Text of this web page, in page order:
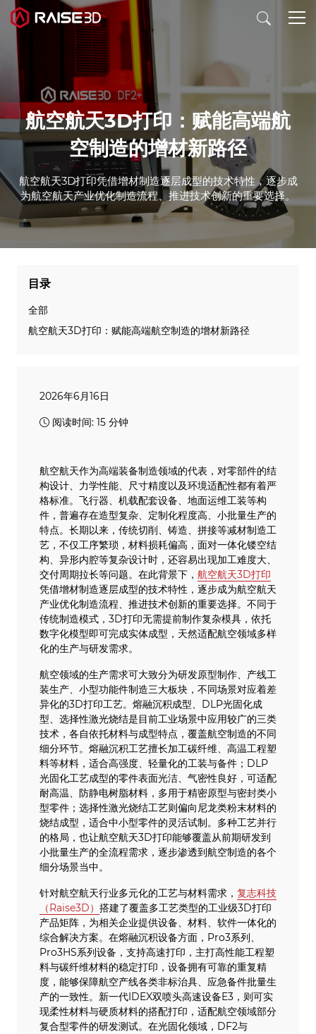
3D打印机
软件
材料
行业应用
航空航天3D打印：赋能高端航
空制造的增材新路径
航空航天3D打印凭借增材制造逐层成型的技术特性，逐步成
为航空航天产业优化制造流程、推进技术创新的重要选择。
目录
全部
航空航天3D打印：赋能高端航空制造的增材新路径
2026年6月16日
阅读时间: 15 分钟
航空航天作为高端装备制造领域的代表，对零部件的结
构设计、力学性能、尺寸精度以及环境适配性都有着严
格标准。飞行器、机载配套设备、地面运维工装等构
件，普遍存在造型复杂、定制化程度高、小批量生产的
特点。长期以来，传统切削、铸造、拼接等减材制造工
艺，不仅工序繁琐，材料损耗偏高，面对一体化镂空结
构、异形内腔等复杂设计时，还容易出现加工难度大、
交付周期拉长等问题。在此背景下， 航空航天3D打印
凭借增材制造逐层成型的技术特性，逐步成为航空航天
产业优化制造流程、推进技术创新的重要选择。不同于
传统制造模式，3D打印无需提前制作复杂模具，依托
数字化模型即可完成实体成型，天然适配航空领域多样
化的生产与研发需求。
航空领域的生产需求可大致分为研发原型制作、产线工
装生产、小型功能件制造三大板块，不同场景对应着差
异化的3D打印工艺。熔融沉积成型、DLP光固化成
型、选择性激光烧结是目前工业场景中应用较广的三类
技术，各自依托材料与成型特点，覆盖航空制造的不同
细分环节。熔融沉积工艺擅长加工碳纤维、高温工程塑
料等材料，适合高强度、轻量化的工装与备件；DLP
光固化工艺成型的零件表面光洁、气密性良好，可适配
耐高温、防静电树脂材料，多用于精密原型与密封类小
型零件；选择性激光烧结工艺则偏向尼龙类粉末材料的
烧结成型，适合中小型零件的灵活试制。多种工艺并行
的格局，也让航空航天3D打印能够覆盖从前期研发到
小批量生产的全流程需求，逐步渗透到航空制造的各个
细分场景当中。
针对航空航天行业多元化的工艺与材料需求， 复志科技
（Raise3D） 搭建了覆盖多工艺类型的工业级3D打印
产品矩阵，为相关企业提供设备、材料、软件一体化的
综合解决方案。在熔融沉积设备方面，Pro3系列、
Pro3HS系列设备，支持高速打印，主打高性能工程塑
料与碳纤维材料的稳定打印，设备拥有可靠的重复精
度，能够保障航空产线各类非标治具、应急备件批量生
产的一致性。新一代IDEX双喷头高速设备E3，则可实
现柔性材料与硬质材料的搭配打印，适配航空领域部分
复合型零件的研发测试。在光固化领域，DF2与